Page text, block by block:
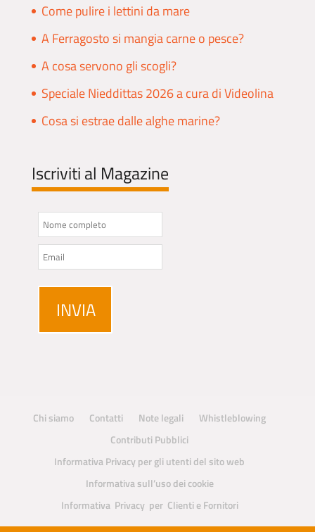
Come pulire i lettini da mare
A Ferragosto si mangia carne o pesce?
A cosa servono gli scogli?
Speciale Nieddittas 2026 a cura di Videolina
Cosa si estrae dalle alghe marine?
Iscriviti al Magazine
Chi siamo Contatti Note legali
Whistleblowing
Contributi Pubblici
Informativa Privacy per gli utenti del sito web
Informativa sull’uso dei cookie
Informativa Privacy per Clienti e Fornitori